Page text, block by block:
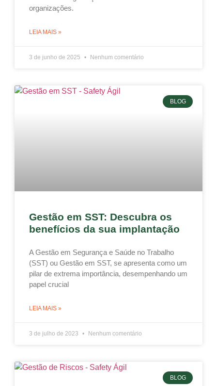
organizações.
LEIA MAIS »
3 de junho de 2025 Nenhum comentário
BLOG
Gestão em SST: Descubra os
benefícios da sua implantação
A Gestão em Segurança e Saúde no Trabalho
(SST) ou Gestão em SST, se apresenta como um
pilar de extrema importância, desempenhando um
papel crucial
LEIA MAIS »
3 de julho de 2023 Nenhum comentário
BLOG